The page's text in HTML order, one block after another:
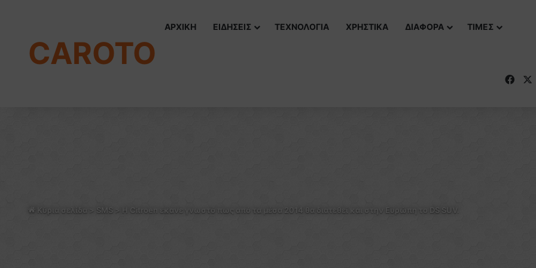
CAROTO
ΑΡΧΙΚΗ ΕΙΔΗΣΕΙΣ ΤΕΧΝΟΛΟΓΙΑ ΧΡΗΣΤΙΚΑ ΔΙΑΦΟΡΑ ΤΙΜΕΣ
Κύρια σελίδα > SMS > Η Citroen έκανε γνωστό πως από τα μέσα 2014 θα διατεθεί και στην Ευρώπη το DS SUV.